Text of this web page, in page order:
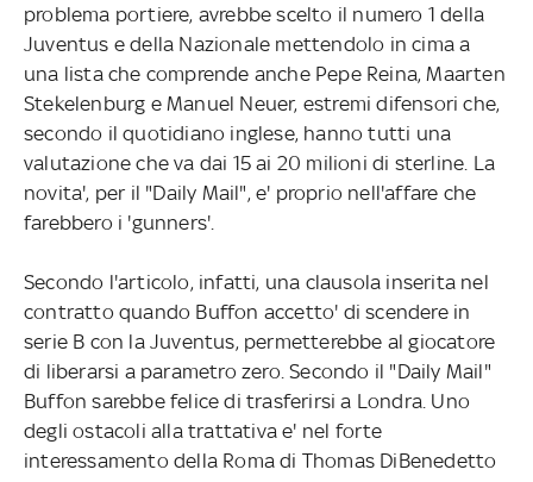
problema portiere, avrebbe scelto il numero 1 della
Juventus e della Nazionale mettendolo in cima a
una lista che comprende anche Pepe Reina, Maarten
Stekelenburg e Manuel Neuer, estremi difensori che,
secondo il quotidiano inglese, hanno tutti una
valutazione che va dai 15 ai 20 milioni di sterline. La
novita', per il "Daily Mail", e' proprio nell'affare che
farebbero i 'gunners'.
Secondo l'articolo, infatti, una clausola inserita nel
contratto quando Buffon accetto' di scendere in
serie B con la Juventus, permetterebbe al giocatore
di liberarsi a parametro zero. Secondo il "Daily Mail"
Buffon sarebbe felice di trasferirsi a Londra. Uno
degli ostacoli alla trattativa e' nel forte
interessamento della Roma di Thomas DiBenedetto